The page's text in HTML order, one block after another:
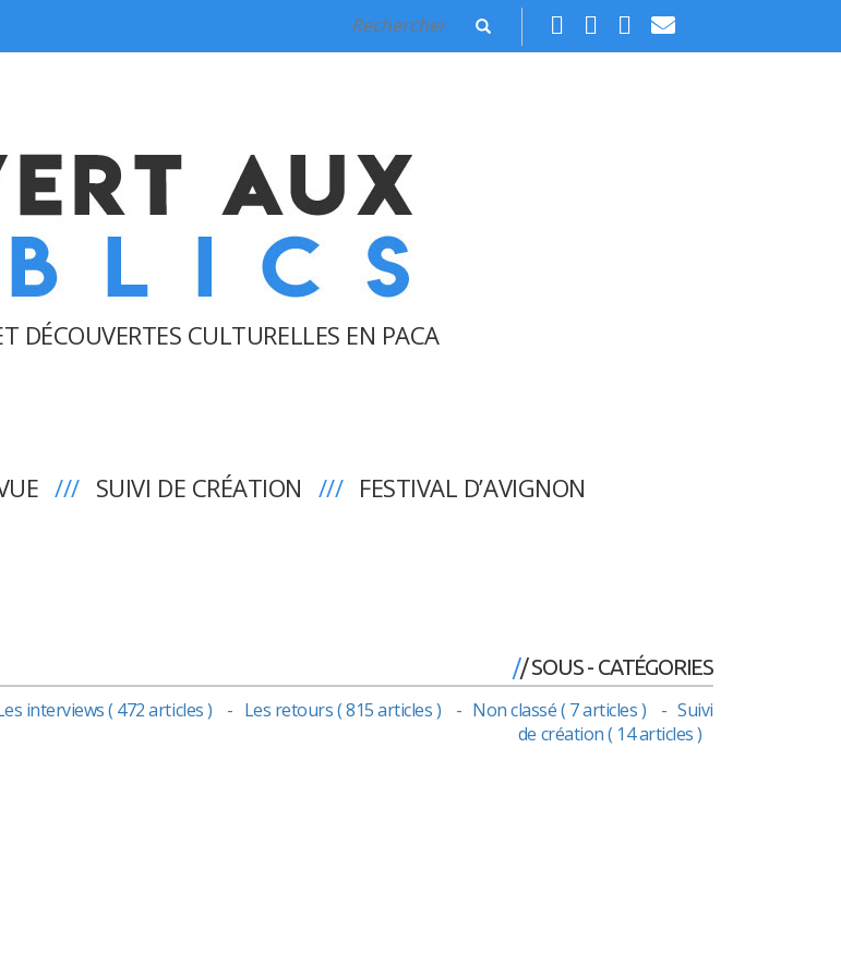
DÉCOUVERTES CULTURELLES EN PACA
SUIVI DE CRÉATION FESTIVAL D’AVIGNON
/ SOUS - CATÉGORIES
interviews ( 472 articles ) Les retours ( 815 articles ) Non classé ( 7 articles )
Suivi
de création ( 14 articles )